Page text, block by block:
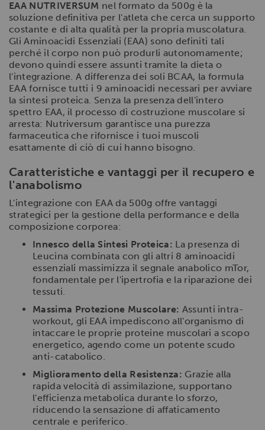
EAA NUTRIVERSUM nel formato da 500g è la
soluzione definitiva per l'atleta che cerca un supporto
costante e di alta qualità per la propria muscolatura.
Gli Aminoacidi Essenziali (EAA) sono definiti tali
perché il corpo non può produrli autonomamente;
devono quindi essere assunti tramite la dieta o
l'integrazione. A differenza dei soli BCAA, la formula
EAA fornisce tutti i 9 aminoacidi necessari per avviare
la sintesi proteica. Senza la presenza dell'intero
spettro EAA, il processo di costruzione muscolare si
arresta: Nutriversum garantisce una purezza
farmaceutica che rifornisce i tuoi muscoli
esattamente di ciò di cui hanno bisogno.
Caratteristiche e vantaggi per il recupero e
l'anabolismo
L'integrazione con EAA da 500g offre vantaggi
strategici per la gestione della performance e della
composizione corporea:
Innesco della Sintesi Proteica: La presenza di
Leucina combinata con gli altri 8 aminoacidi
essenziali massimizza il segnale anabolico mTor,
fondamentale per l'ipertrofia e la riparazione dei
tessuti.
Massima Protezione Muscolare: Assunti intra-
workout, gli EAA impediscono all'organismo di
intaccare le proprie proteine muscolari a scopo
energetico, agendo come un potente scudo
anti-catabolico.
Miglioramento della Resistenza: Grazie alla
rapida velocità di assimilazione, supportano
l'efficienza metabolica durante lo sforzo,
riducendo la sensazione di affaticamento
centrale e periferico.